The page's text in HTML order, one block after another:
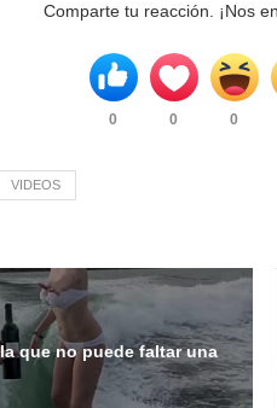
Comparte tu reacción. ¡Nos
0 0 0
VIDEOS
que no puede faltar una